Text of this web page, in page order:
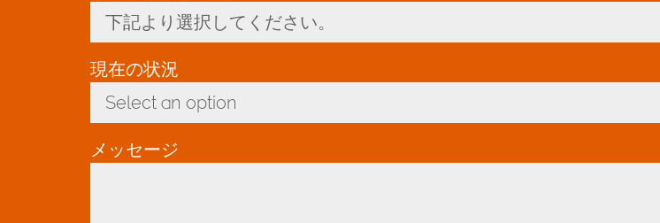
下記より選択してください。
Toggle Dropdown
現在の状況
Select an option
Toggle Dropdown
メッセージ